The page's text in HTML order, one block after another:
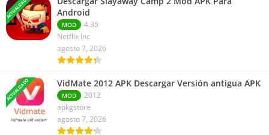
ACTUALIZADO
Android
MOD
4.35
Netflix Inc
agosto 7, 2026
ACTUALIZADO VidMate 2012 APK Descargar Versión antigua APK
MOD
2012
apkgstore
agosto 7, 2026